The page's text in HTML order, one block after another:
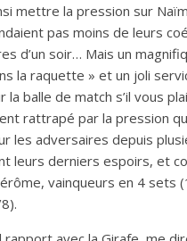
mettre la pression sur
pas moins de leurs
d’un soir… Mais un
la raquette » et un joli
la balle de match s’il vous
rattrapé par la pression
les adversaires depuis
leurs derniers espoirs, et
vainqueurs en 4 sets